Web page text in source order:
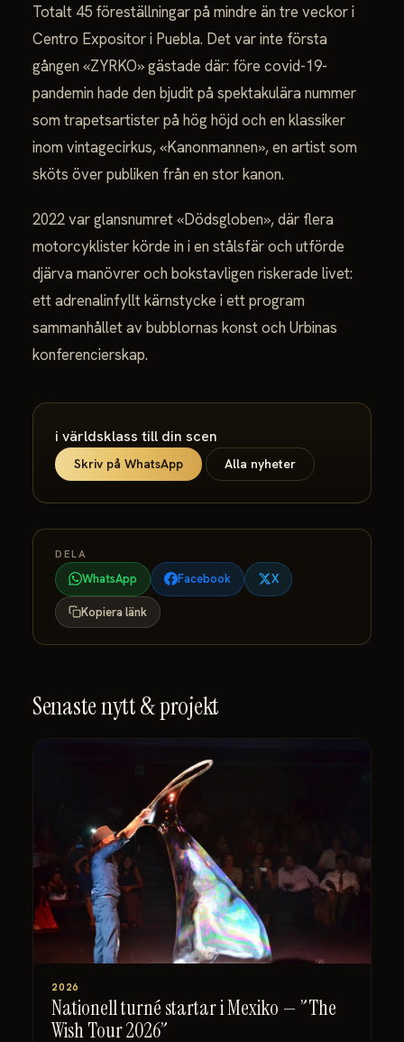
Totalt 45 föreställningar på mindre än tre veckor i
Centro Expositor i Puebla. Det var inte första
gången «ZYRKO» gästade där: före covid-19-
pandemin hade den bjudit på spektakulära nummer
som trapetsartister på hög höjd och en klassiker
inom vintagecirkus, «Kanonmannen», en artist som
sköts över publiken från en stor kanon.
2022 var glansnumret «Dödsgloben», där flera
motorcyklister körde in i en stålsfär och utförde
djärva manövrer och bokstavligen riskerade livet:
ett adrenalinfyllt kärnstycke i ett program
sammanhållet av bubblornas konst och Urbinas
konferencierskap.
i världsklass till din scen
Skriv på WhatsApp Alla nyheter
DELA
WhatsApp Facebook X
Kopiera länk
Senaste nytt & projekt
2026
Nationell turné startar i Mexiko — ”The
Wish Tour 2026”